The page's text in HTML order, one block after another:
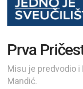
Prva
Misu je predvodio
Mandić.